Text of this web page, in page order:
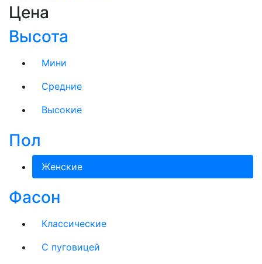
Цена
Высота
Мини
Средние
Высокие
Пол
Женские
Фасон
Классические
С пуговицей